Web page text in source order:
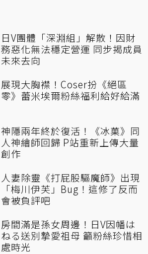
日V團體「深淵組」解散！因財
務惡化無法穩定營運 同步揭成員
未來去向
展現大胸襟！Coser扮《絕區
零》蕾米埃爾粉絲福利給好給滿
神隱兩年終於復活！《冰菓》同
人神繪師回歸 P站重新上傳大量
創作
人妻除靈《打屁股驅魔師》出現
「梅川伊芙」Bug！這修了反而
會被負評吧
房間滿是孫女周邊！日V因幡は
ねる送別摯愛祖母 籲粉絲珍惜相
處時光